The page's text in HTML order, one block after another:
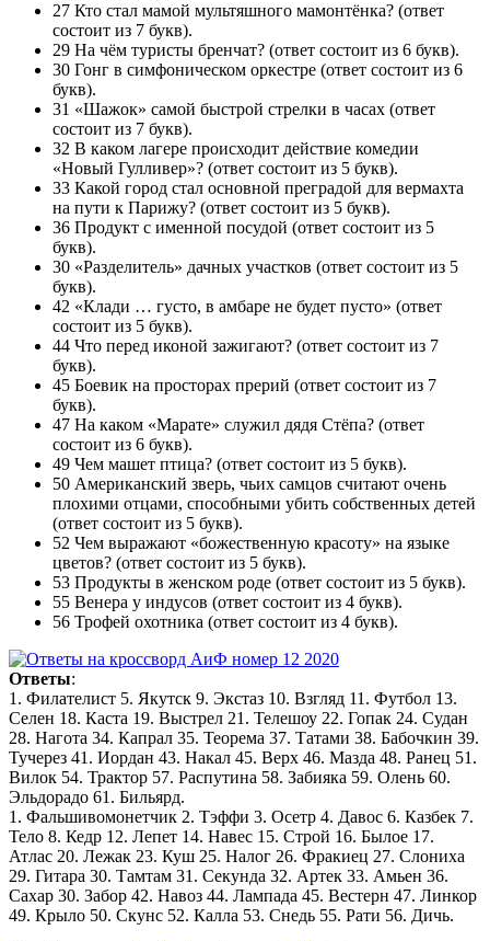
27 Кто стал мамой мультяшного мамонтёнка? (ответ
состоит из 7 букв).
29 На чём туристы бренчат? (ответ состоит из 6 букв).
30 Гонг в симфоническом оркестре (ответ состоит из 6
букв).
31 «Шажок» самой быстрой стрелки в часах (ответ
состоит из 7 букв).
32 В каком лагере происходит действие комедии
«Новый Гулливер»? (ответ состоит из 5 букв).
33 Какой город стал основной преградой для вермахта
на пути к Парижу? (ответ состоит из 5 букв).
36 Продукт с именной посудой (ответ состоит из 5
букв).
30 «Разделитель» дачных участков (ответ состоит из 5
букв).
42 «Клади … густо, в амбаре не будет пусто» (ответ
состоит из 5 букв).
44 Что перед иконой зажигают? (ответ состоит из 7
букв).
45 Боевик на просторах прерий (ответ состоит из 7
букв).
47 На каком «Марате» служил дядя Стёпа? (ответ
состоит из 6 букв).
49 Чем машет птица? (ответ состоит из 5 букв).
50 Американский зверь, чьих самцов считают очень
плохими отцами, способными убить собственных детей
(ответ состоит из 5 букв).
52 Чем выражают «божественную красоту» на языке
цветов? (ответ состоит из 5 букв).
53 Продукты в женском роде (ответ состоит из 5 букв).
55 Венера у индусов (ответ состоит из 4 букв).
56 Трофей охотника (ответ состоит из 4 букв).
Ответы:
1. Филателист 5. Якутск 9. Экстаз 10. Взгляд 11. Футбол 13.
Селен 18. Каста 19. Выстрел 21. Телешоу 22. Гопак 24. Судан
28. Нагота 34. Капрал 35. Теорема 37. Татами 38. Бабочкин 39.
Тучерез 41. Иордан 43. Накал 45. Верх 46. Мазда 48. Ранец 51.
Вилок 54. Трактор 57. Распутина 58. Забияка 59. Олень 60.
Эльдорадо 61. Бильярд.
1. Фальшивомонетчик 2. Тэффи 3. Осетр 4. Давос 6. Казбек 7.
Тело 8. Кедр 12. Лепет 14. Навес 15. Строй 16. Былое 17.
Атлас 20. Лежак 23. Куш 25. Налог 26. Фракиец 27. Слониха
29. Гитара 30. Тамтам 31. Секунда 32. Артек 33. Амьен 36.
Сахар 30. Забор 42. Навоз 44. Лампада 45. Вестерн 47. Линкор
49. Крыло 50. Скунс 52. Калла 53. Снедь 55. Рати 56. Дичь.